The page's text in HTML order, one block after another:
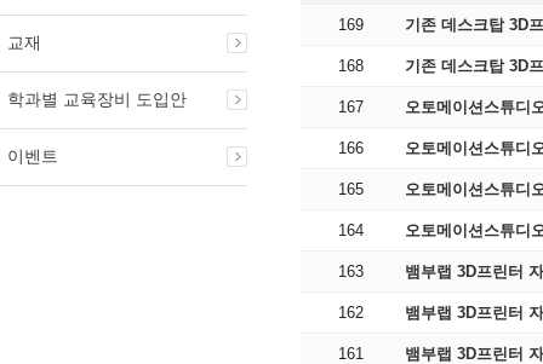
교재
학과별 교육장비 도입안
이벤트
169 기존 데스크탑 3D
168 기존 데스크탑 3D
167 오토메이션스튜디
166 오토메이션스튜디
165 오토메이션스튜디
164 오토메이션스튜디
163 뱀부랩 3D프린터
162 뱀부랩 3D프린터
161 뱀부랩 3D프린터